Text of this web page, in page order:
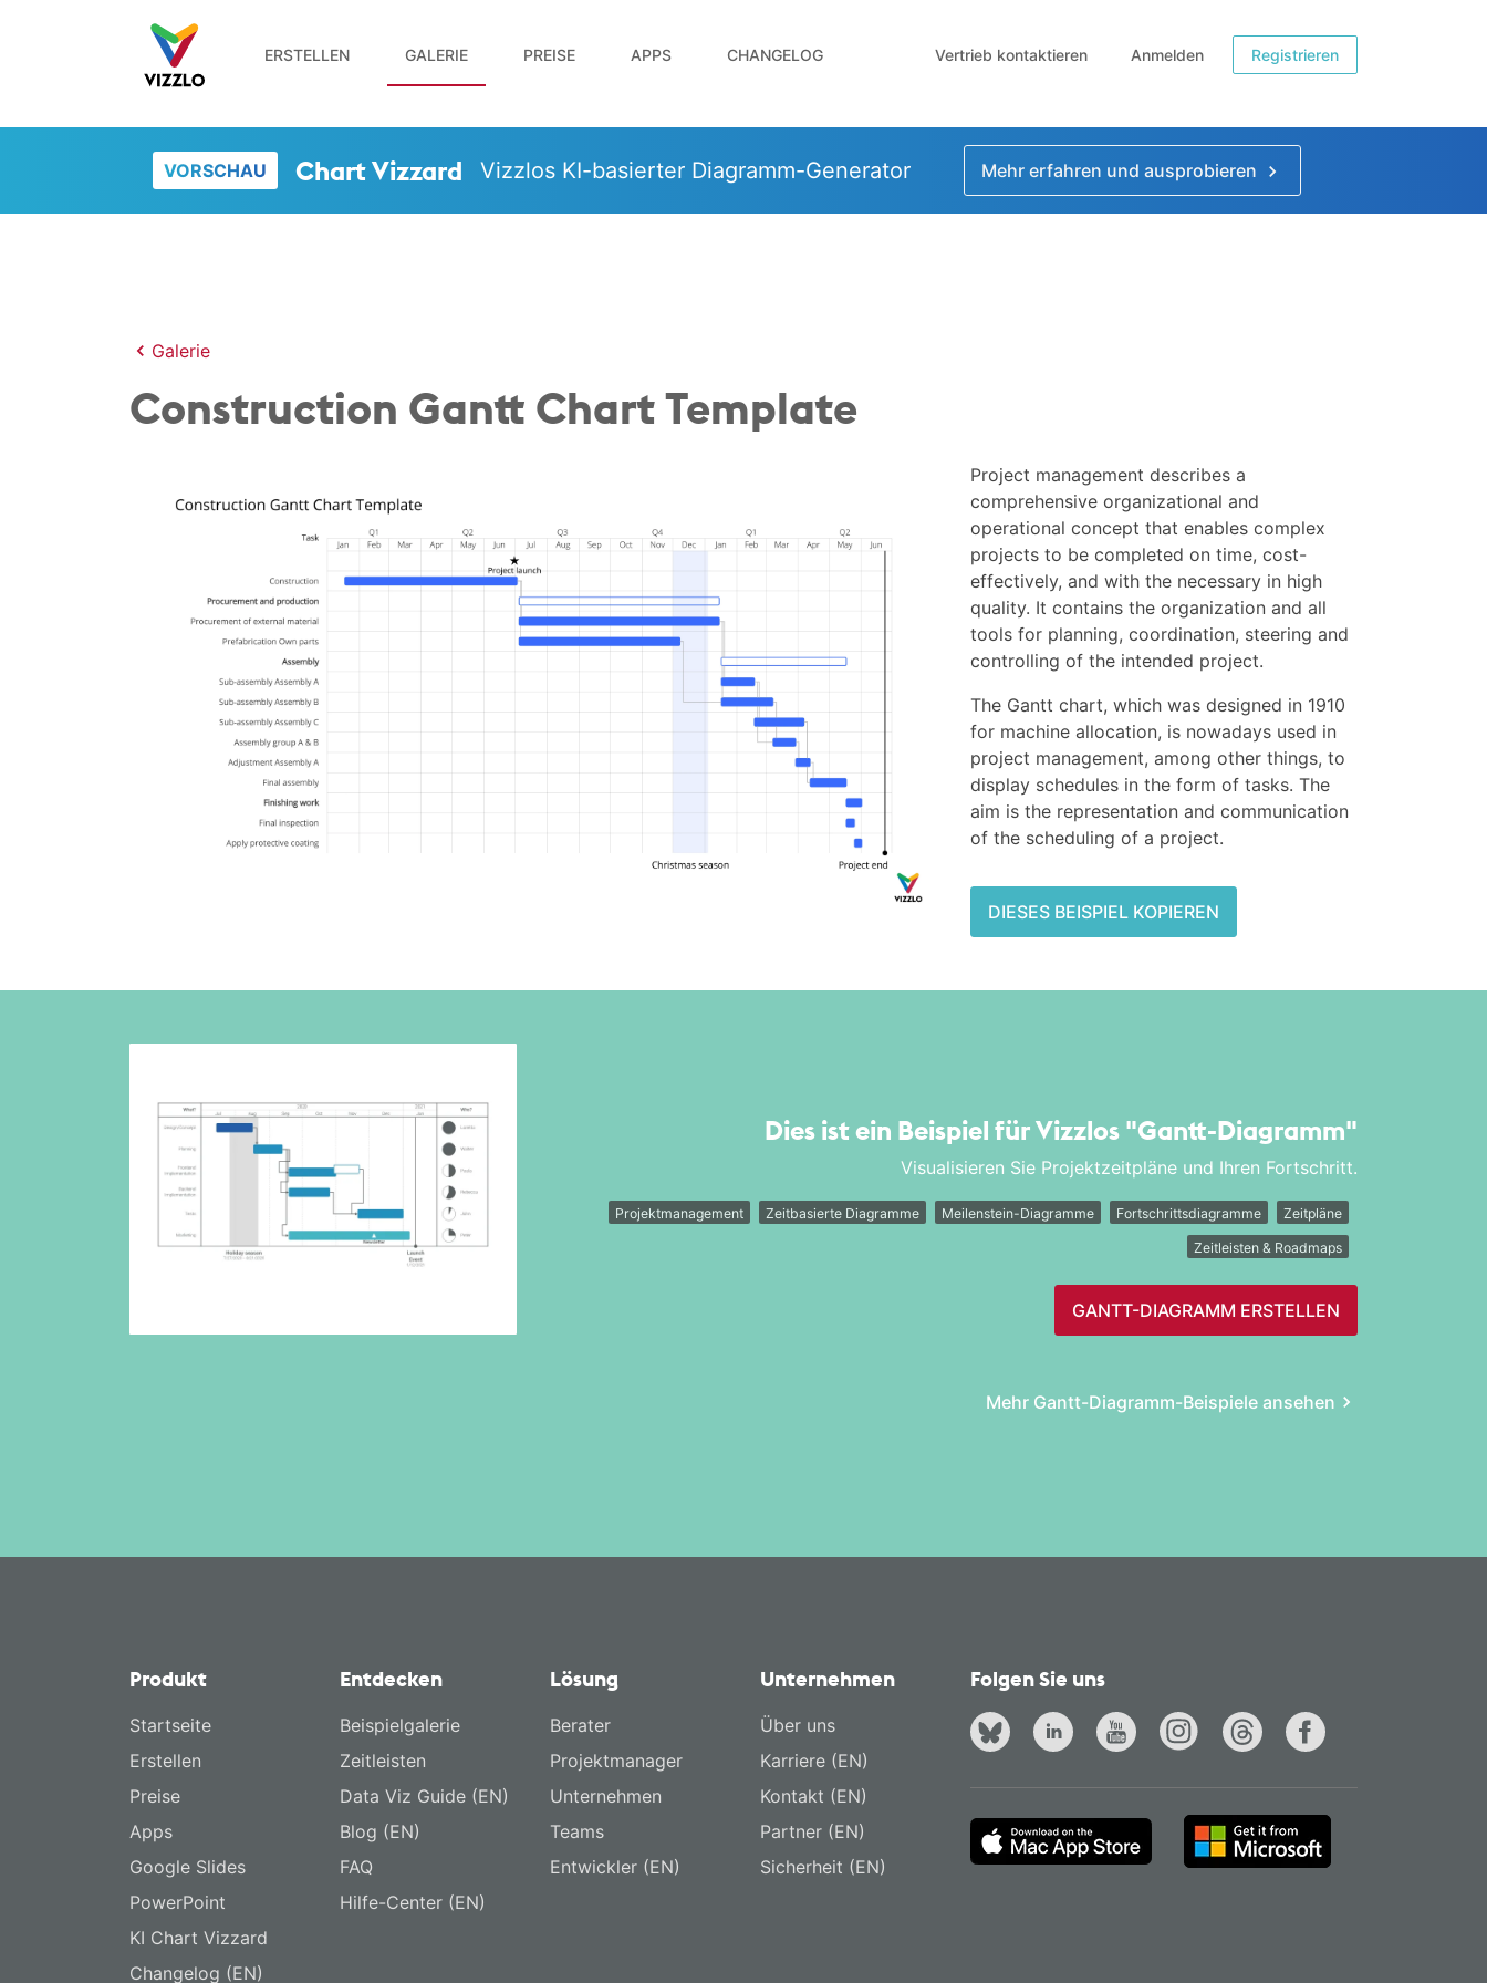
ERSTELLEN GALERIE PREISE APPS CHANGELOG Vertrieb kontaktieren Anmelden Registrieren
VORSCHAU Chart Vizzard Vizzlos KI-basierter Diagramm-Generator Mehr erfahren und ausprobieren
Galerie
Construction Gantt Chart Template
Project management describes a
comprehensive organizational and
operational concept that enables complex
projects to be completed on time, cost-
effectively, and with the necessary in high
quality. It contains the organization and all
tools for planning, coordination, steering and
controlling of the intended project.
The Gantt chart, which was designed in 1910
for machine allocation, is nowadays used in
project management, among other things, to
display schedules in the form of tasks. The
aim is the representation and communication
of the scheduling of a project.
DIESES BEISPIEL KOPIEREN
Dies ist ein Beispiel für Vizzlos "Gantt-Diagramm"
Visualisieren Sie Projektzeitpläne und Ihren Fortschritt.
Projektmanagement Zeitbasierte Diagramme Meilenstein-Diagramme Fortschrittsdiagramme Zeitpläne
Zeitleisten & Roadmaps
GANTT-DIAGRAMM ERSTELLEN
Mehr Gantt-Diagramm-Beispiele ansehen
Produkt
Startseite
Erstellen
Preise
Apps
Google Slides
PowerPoint
KI Chart Vizzard
Changelog (EN)
Entdecken
Beispielgalerie
Zeitleisten
Data Viz Guide (EN)
Blog (EN)
FAQ
Hilfe-Center (EN)
Lösung
Berater
Projektmanager
Unternehmen
Teams
Entwickler (EN)
Unternehmen
Über uns
Karriere (EN)
Kontakt (EN)
Partner (EN)
Sicherheit (EN)
Folgen Sie uns